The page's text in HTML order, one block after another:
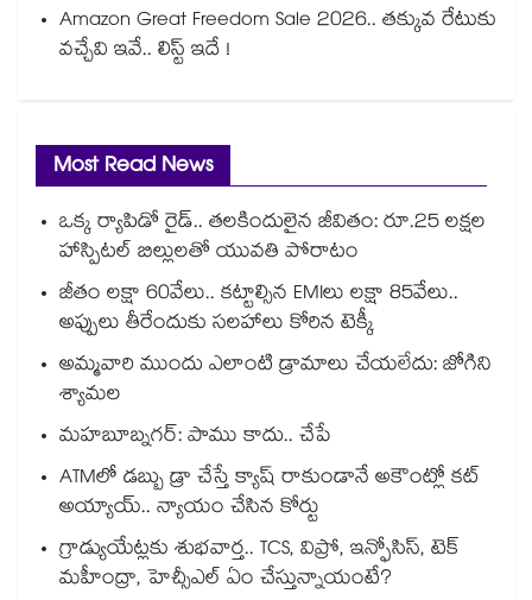
Amazon Great Freedom Sale 2026.. తక్కువ రేటుకు
వచ్చేవి ఇవే.. లిస్ట్ ఇదే !
Most Read News
ఒక్క ర్యాపిడో రైడ్.. తలకిందులైన జీవితం: రూ.25 లక్షల
హాస్పిటల్ బిల్లులతో యువతి పోరాటం
జీతం లక్షా 60వేలు.. కట్టాల్సిన EMIలు లక్షా 85వేలు..
అప్పులు తీరేందుకు సలహాలు కోరిన టెక్కీ
అమ్మవారి ముందు ఎలాంటి డ్రామాలు చేయలేదు: జోగిని
శ్యామల
మహబూబ్నగర్: పాము కాదు.. చేపే
ATMలో డబ్బు డ్రా చేస్తే క్యాష్ రాకుండానే అకౌంట్లో కట్
అయ్యాయ్.. న్యాయం చేసిన కోర్టు
గ్రాడ్యుయేట్లకు శుభవార్త.. TCS, విప్రో, ఇన్ఫోసిస్, టెక్
మహీంద్రా, హెచ్సీఎల్ ఏం చేస్తున్నాయంటే?